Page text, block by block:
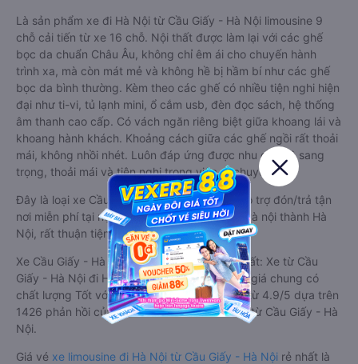
Là sản phẩm xe đi Hà Nội từ Cầu Giấy - Hà Nội limousine 9
chỗ cải tiến từ xe 16 chỗ. Nội thất được làm lại với các ghế
bọc da chuẩn Châu Âu, không chỉ êm ái cho chuyến hành
trình xa, mà còn mát mẻ và không hề bị hầm bí như các ghế
bọc da bình thường. Kèm theo các ghế có nhiều tiện nghi hiện
đại như ti-vi, tủ lạnh mini, ổ cắm usb, đèn đọc sách, hệ thống
âm thanh cao cấp. Có vách ngăn riêng biệt giữa khoang lái và
khoang hành khách. Khoảng cách giữa các ghế ngồi rất thoải
mái, không nhồi nhét. Luôn đáp ứng được nhu cầu về sang
trọng, thoải mái và tiện nghi trong việc di chuyển.
Đây là loại xe Cầu Giấy - Hà Nội Hà Nội có hỗ trợ đón/trả tận
nơi miễn phí tại nội thành Cầu Giấy - Hà Nội và nội thành Hà
Nội, rất thuận tiện cho du khách.
Xe Cầu Giấy - Hà Nội Hà Nội limousine tốt nhất: Xe từ Cầu
Giấy - Hà Nội đi Hà Nội limousine được đánh giá chung có
chất lượng Tốt với điểm đánh giá trung bình từ 4.9/5 dựa trên
1426 phản hồi của hành khách Xe về Hà Nội từ Cầu Giấy - Hà
Nội.
Giá vé xe limousine đi Hà Nội từ Cầu Giấy - Hà Nội rẻ nhất là